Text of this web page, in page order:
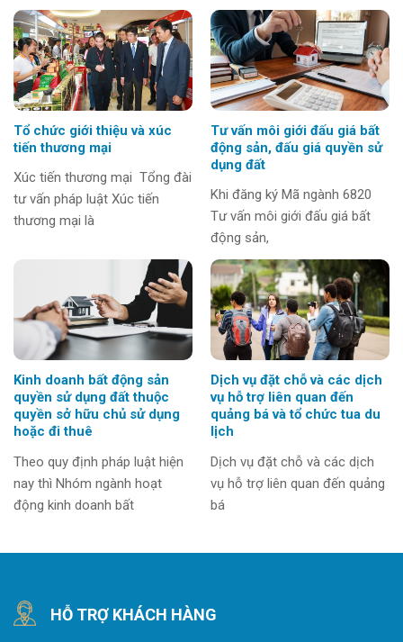
Tổ chức giới thiệu và xúc
tiến thương mại
Xúc tiến thương mại Tổng đài
tư vấn pháp luật Xúc tiến
thương mại là
Tư vấn môi giới đấu giá bất
động sản, đấu giá quyền sử
dụng đất
Khi đăng ký Mã ngành 6820
Tư vấn môi giới đấu giá bất
động sản,
Kinh doanh bất động sản
quyền sử dụng đất thuộc
quyền sở hữu chủ sử dụng
hoặc đi thuê
Theo quy định pháp luật hiện
nay thì Nhóm ngành hoạt
động kinh doanh bất
Dịch vụ đặt chỗ và các dịch
vụ hỗ trợ liên quan đến
quảng bá và tổ chức tua du
lịch
Dịch vụ đặt chỗ và các dịch
vụ hỗ trợ liên quan đến quảng
bá
HỖ TRỢ KHÁCH HÀNG